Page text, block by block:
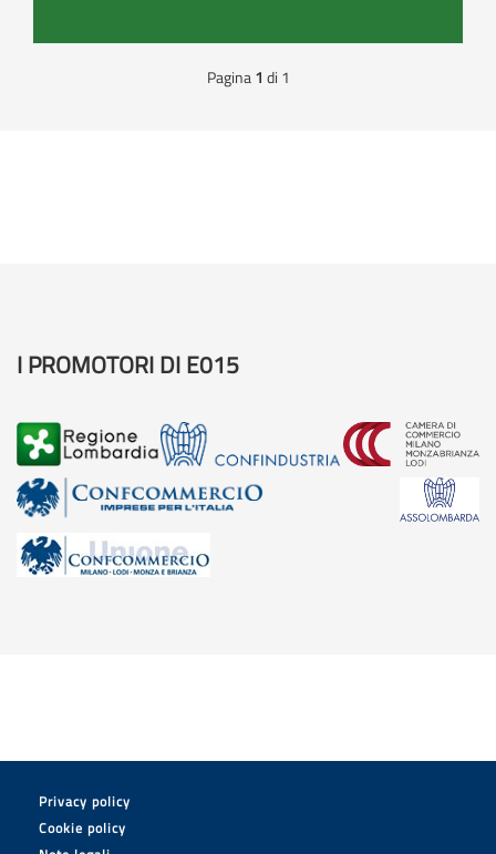
Pagina1 di 1
I PROMOTORI DI E015
Privacy policy
Cookie policy